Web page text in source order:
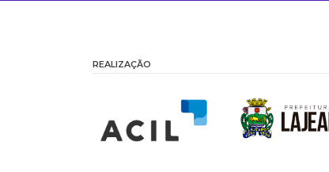
REALIZAÇÃO